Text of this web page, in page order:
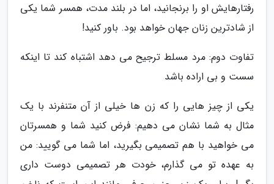
رفتارهایش او را برنجانید، اما در بلند مدت، همسر شما یکی
از شادترین زنان جهان خواهد بود. باور کنید!
تفاوت دوم: مرد مسلط ترجیح می دهد اشتباه کند تا اینکه
سست و بی اراده باشد
یکی از چیز هایی را که زن ها خیلی از آن متنفرند با یک
مثال به شما نشان می دهیم: فرض کنید شما و همسرتان
می خواهید با هم تصمیمی بگیرید، اما شما می گویید: من
به عهده تو می گذارم، خودت هر تصمیمی دوست داری